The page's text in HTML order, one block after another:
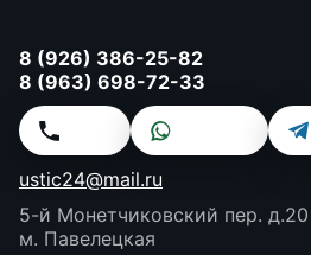
8 (926) 386-25-82
8 (963) 698-72-33
ustic24@mail.ru
5-й Монетчиковский пер. д.20
м. Павелецкая